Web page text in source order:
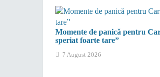
Momente de panică pentru
speriat foarte tare”
7 August 2026